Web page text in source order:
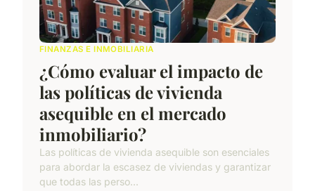
FINANZAS E INMOBILIARIA
¿Cómo evaluar el impacto de
las políticas de vivienda
asequible en el mercado
inmobiliario?
Las políticas de vivienda asequible son esenciales
para abordar la escasez de viviendas y garantizar
que todas las perso...